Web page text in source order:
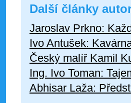
Další články
Jaroslav Prkno:
Ivo Antušek:
Český malíř Kamil
Ing. Ivo Toman:
Abhisar Laža: